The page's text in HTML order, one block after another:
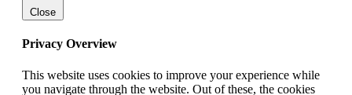
Close
Privacy Overview
This website uses cookies to improve your experience while
you navigate through the website. Out of these, the cookies